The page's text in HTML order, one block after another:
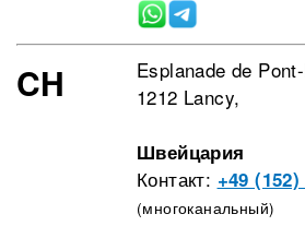
CH
Esplanade de
1212 Lancy,
Швейцария
Контакт: +49
(многоканальный)